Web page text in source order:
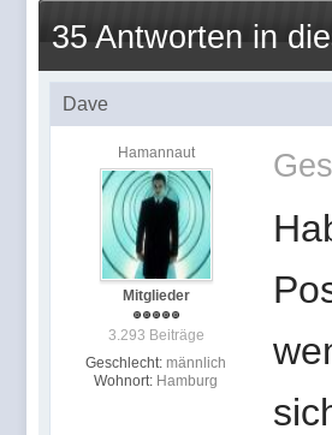
35 Antworten in
Dave
Hamannaut
Mitglieder
3.293 Beiträge
Geschlecht: männlich
Wohnort: Hamburg